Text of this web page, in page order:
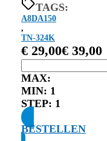
TAGS:
A8DA150
,
TN-324K
€ 29,00€ 39,00
MAX:
MIN: 1
STEP: 1
BESTELLEN